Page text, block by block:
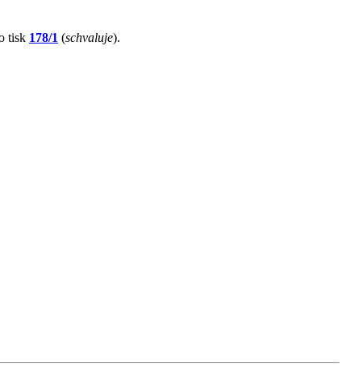
tisk 178/1 (schvaluje).